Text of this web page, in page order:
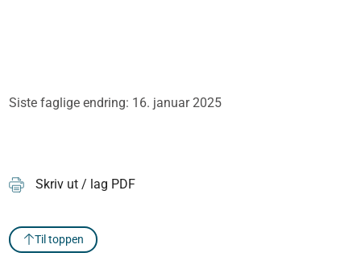
Siste faglige endring: 16. januar 2025
Skriv ut / lag PDF
Til toppen